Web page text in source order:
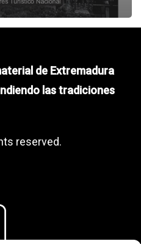
de Extremadura
las tradiciones
reserved.